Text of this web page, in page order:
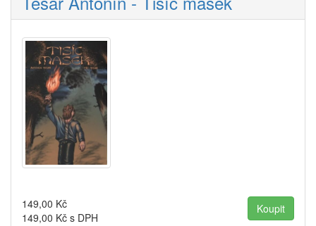
149,00 Kč
149,00 Kč s DPH